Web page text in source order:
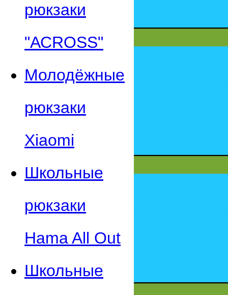
рюкзаки
"АСROSS"
Молодёжные
рюкзаки
Xiaomi
Школьные
рюкзаки
Hama All Out
Школьные